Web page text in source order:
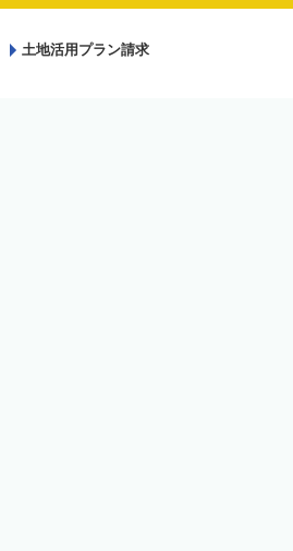
土地活用プラン請求